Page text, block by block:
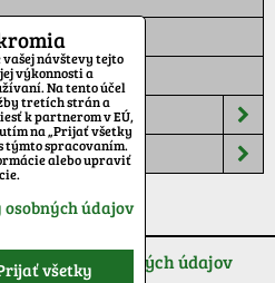
ochrany osobných údajov
vašej návštevy tejto
výkonnosti a
Na tento účel
tretích strán a
k partnerom v EÚ,
na „Prijať všetky
týmto spracovaním.
alebo upraviť
údajov
všetky